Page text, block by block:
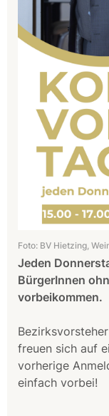
Foto: BV Hietzing,
Jeden
BürgerInnen
vorbeikommen.
freuen sich auf
vorherige
einfach vorbei!